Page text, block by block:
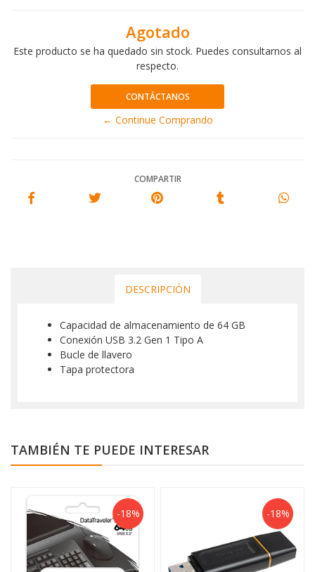
Agotado
Este producto se ha quedado sin stock. Puedes consultarnos al
respecto.
CONTÁCTANOS
← Continue Comprando
COMPARTIR
DESCRIPCIÓN
Capacidad de almacenamiento de 64 GB
Conexión USB 3.2 Gen 1 Tipo A
Bucle de llavero
Tapa protectora
TAMBIÉN TE PUEDE INTERESAR
-18% -18%